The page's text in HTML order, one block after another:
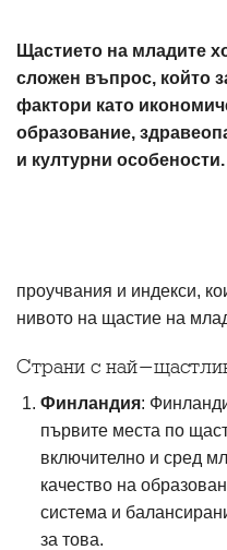
Щастието на младите
сложен въпрос, който
фактори като
образование,
и културни особености.
проучвания и индекси,
нивото на щастие на
Страни с най-
Финландия:
първите места по
включително и сред
качество на
система и
за това.